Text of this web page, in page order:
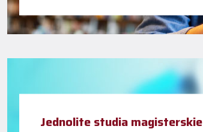
Jednolite studia magisterskie